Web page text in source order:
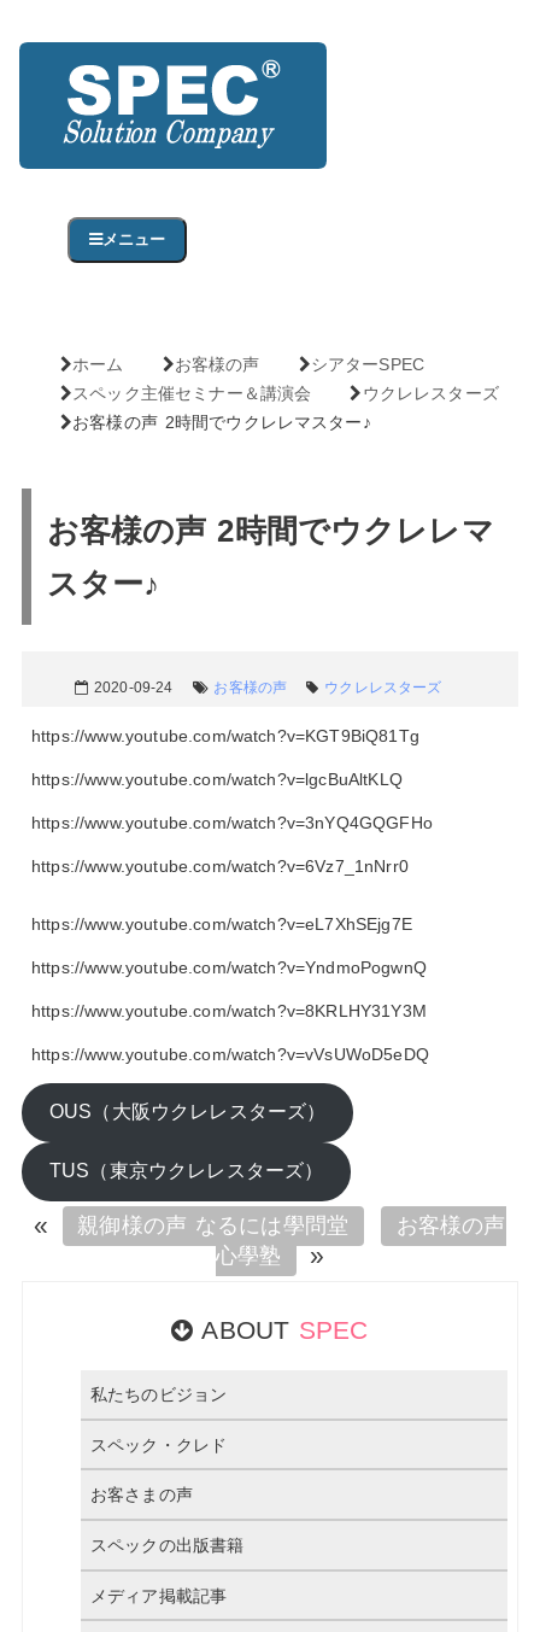
メニュー
ホーム お客様の声
シアターSPEC
スペック主催セミナー＆講演会
ウクレレスターズ
お客様の声 2時間でウクレレマスター♪
お客様の声 2時間でウクレレマ
スター♪
2020-09-24 お客様の声 ウクレレスターズ
https://www.youtube.com/watch?v=KGT9BiQ81Tg
https://www.youtube.com/watch?v=lgcBuAltKLQ
https://www.youtube.com/watch?v=3nYQ4GQGFHo
https://www.youtube.com/watch?v=6Vz7_1nNrr0
https://www.youtube.com/watch?v=eL7XhSEjg7E
https://www.youtube.com/watch?v=YndmoPogwnQ
https://www.youtube.com/watch?v=8KRLHY31Y3M
https://www.youtube.com/watch?v=vVsUWoD5eDQ
OUS（大阪ウクレレスターズ）
TUS（東京ウクレレスターズ）
« 親御様の声 なるには學問堂
お客様の声
心學塾
»
ABOUT SPEC
私たちのビジョン
スペック・クレド
お客さまの声
スペックの出版書籍
メディア掲載記事